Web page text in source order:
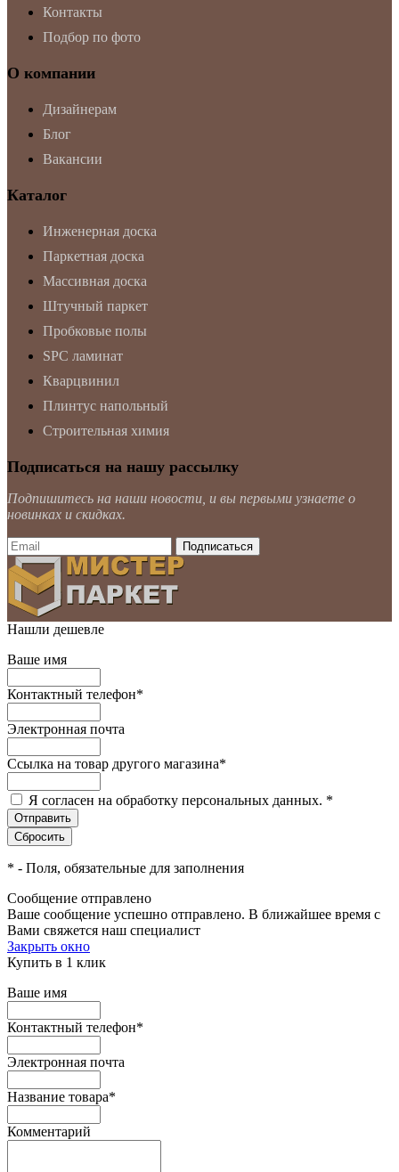
Контакты
Подбор по фото
О компании
Дизайнерам
Блог
Вакансии
Каталог
Инженерная доска
Паркетная доска
Массивная доска
Штучный паркет
Пробковые полы
SPC ламинат
Кварцвинил
Плинтус напольный
Строительная химия
Подписаться на нашу рассылку
Подпишитесь на наши новости, и вы первыми узнаете о
новинках и скидках.
Нашли дешевле
Ваше имя
Контактный телефон*
Электронная почта
Ссылка на товар другого магазина*
Я согласен на обработку персональных данных. *
* - Поля, обязательные для заполнения
Сообщение отправлено
Ваше сообщение успешно отправлено. В ближайшее время с
Вами свяжется наш специалист
Закрыть окно
Купить в 1 клик
Ваше имя
Контактный телефон*
Электронная почта
Название товара*
Комментарий